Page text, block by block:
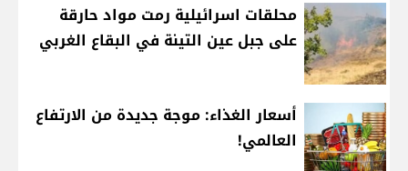
محلقات اسرائيلية رمت مواد حارقة
على جبل عين التينة في البقاع الغربي
أسعار الغذاء: موجة جديدة من الارتفاع
العالمي!